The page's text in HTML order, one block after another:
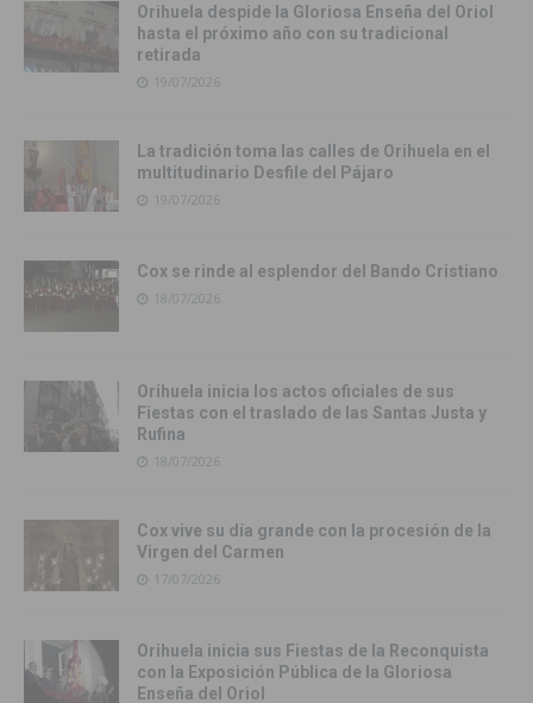
Orihuela despide la Gloriosa Enseña del Oriol
hasta el próximo año con su tradicional
retirada
19/07/2026
La tradición toma las calles de Orihuela en el
multitudinario Desfile del Pájaro
19/07/2026
Cox se rinde al esplendor del Bando Cristiano
18/07/2026
Orihuela inicia los actos oficiales de sus
Fiestas con el traslado de las Santas Justa y
Rufina
18/07/2026
Cox vive su día grande con la procesión de la
Virgen del Carmen
17/07/2026
Orihuela inicia sus Fiestas de la Reconquista
con la Exposición Pública de la Gloriosa
Enseña del Oriol